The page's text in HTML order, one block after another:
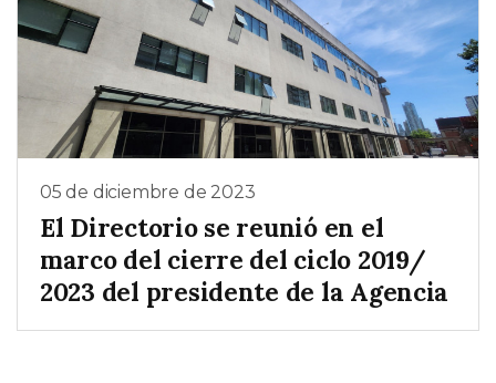
05 de diciembre de 2023
El Directorio se reunió en el
marco del cierre del ciclo 2019/
2023 del presidente de la Agencia